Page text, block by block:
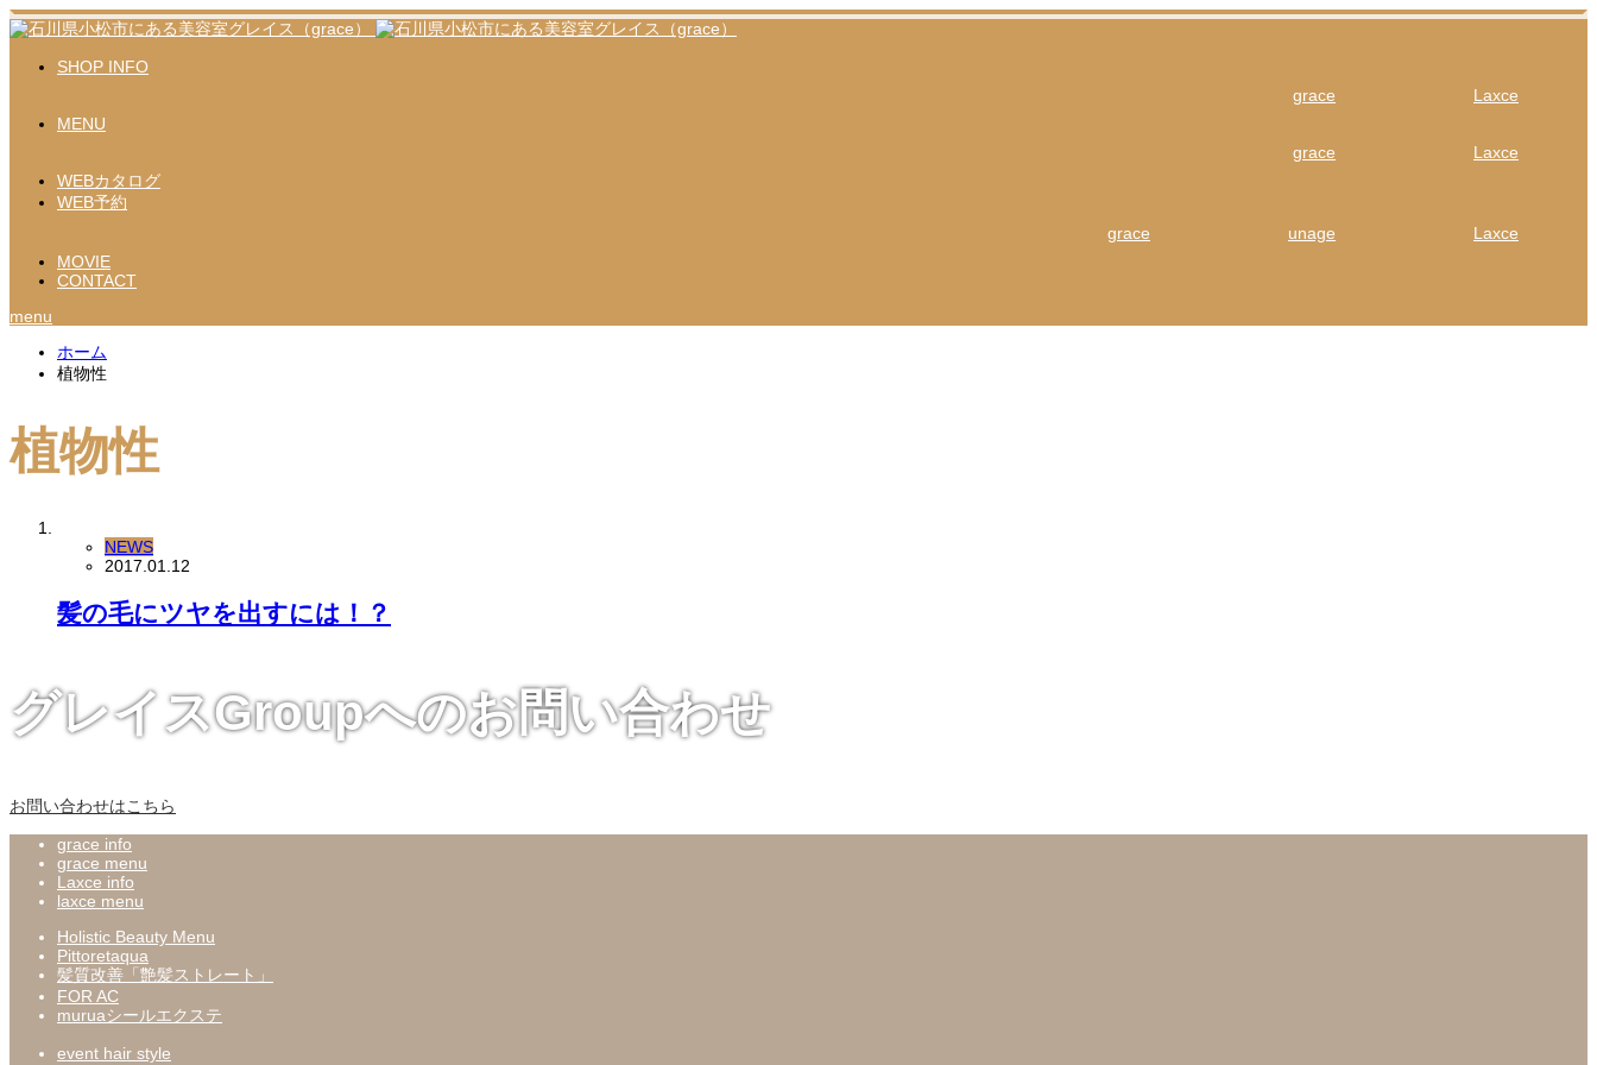
SHOP INFO
grace
Laxce
MENU
grace
Laxce
WEBカタログ
WEB予約
grace
unage
Laxce
MOVIE
CONTACT
menu
ホーム
植物性
植物性
NEWS
2017.01.12
髪の毛にツヤを出すには！？
グレイスGroupへのお問い合わせ
お問い合わせはこちら
grace info
grace menu
Laxce info
laxce menu
Holistic Beauty Menu
Pittoretaqua
髪質改善「艶髪ストレート」
FOR AC
muruaシールエクステ
event hair style